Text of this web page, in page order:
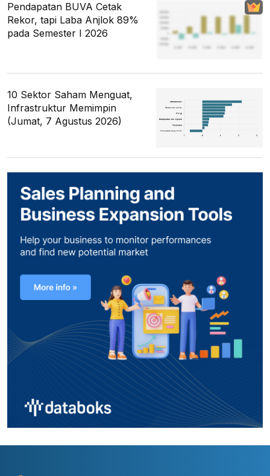
Pendapatan BUVA Cetak
Rekor, tapi Laba Anjlok 89%
pada Semester I 2026
10 Sektor Saham Menguat,
Infrastruktur Memimpin
(Jumat, 7 Agustus 2026)